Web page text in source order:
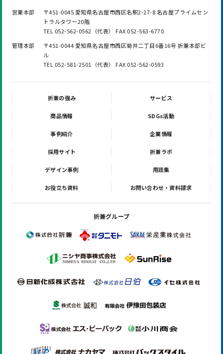
営業本部
〒451-0045 愛知県名古屋市西区名駅2-27-8 名古屋プライムセン
トラルタワー20階
TEL 052-562-0562（代表） FAX 052-563-6770
管理本部
〒451-0044 愛知県名古屋市西区菊井二丁目6番16号 折兼本部ビ
ル
TEL 052-581-2501（代表） FAX 052-562-0593
折兼の強み サービス
商品情報 SDGs活動
事例紹介 企業情報
採用サイト 折兼ラボ
デザイン事例 用語集
お役立ち資料 お問い合わせ・資料請求
折兼グループ